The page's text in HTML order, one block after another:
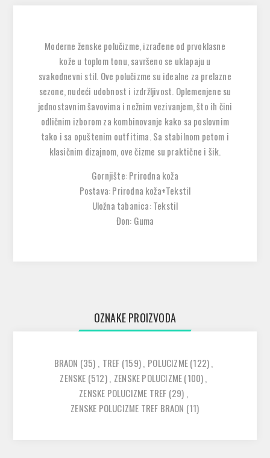
Moderne ženske polučizme, izrađene od prvoklasne
kože u toplom tonu, savršeno se uklapaju u
svakodnevni stil. Ove polučizme su idealne za prelazne
sezone, nudeći udobnost i izdržljivost. Oplemenjene su
jednostavnim šavovima i nežnim vezivanjem, što ih čini
odličnim izborom za kombinovanje kako sa poslovnim
tako i sa opuštenim outfitima. Sa stabilnom petom i
klasičnim dizajnom, ove čizme su praktične i šik.
Gornjište: Prirodna koža
Postava: Prirodna koža+Tekstil
Uložna tabanica: Tekstil
Đon: Guma
OZNAKE PROIZVODA
BRAON (35) , TREF (159), POLUCIZME(122),
ZENSKE (512), ZENSKE POLUCIZME(100),
ZENSKE POLUCIZME TREF (29) ,
ZENSKE POLUCIZME TREF BRAON (11)